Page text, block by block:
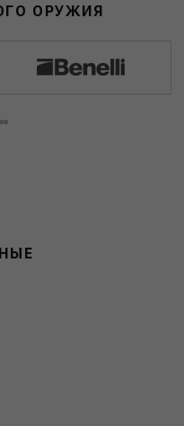
ОРУЖИЯ